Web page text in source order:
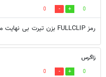
0
0
رمز FULLCLIP بزن تیرت بی نهایت میشه، حاجیه گنگستر!
زاگرس
0
0